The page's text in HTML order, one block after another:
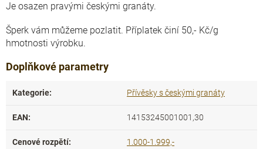
Je osazen pravými českými granáty.
Šperk vám můžeme pozlatit. Příplatek činí 50,- Kč/g
hmotnosti výrobku.
Doplňkové parametry
Kategorie: Přívěsky s českými granáty
EAN: 14153245001001,30
Cenové rozpětí: 1.000-1.999,-